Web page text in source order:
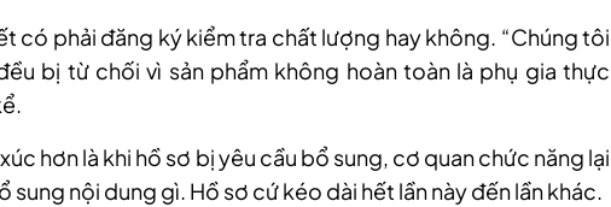
có phải đăng ký kiểm tra chất lượng hay không. “Chúng tôi
bị từ chối vì sản phẩm không hoàn toàn là phụ gia thực
hơn là khi hồ sơ bị yêu cầu bổ sung, cơ quan chức năng lại
sung nội dung gì. Hồ sơ cứ kéo dài hết lần này đến lần khác.